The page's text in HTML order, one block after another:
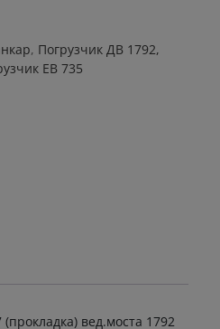
, Погрузчик ДВ 1792,
ЕВ 735
вед.моста 1792